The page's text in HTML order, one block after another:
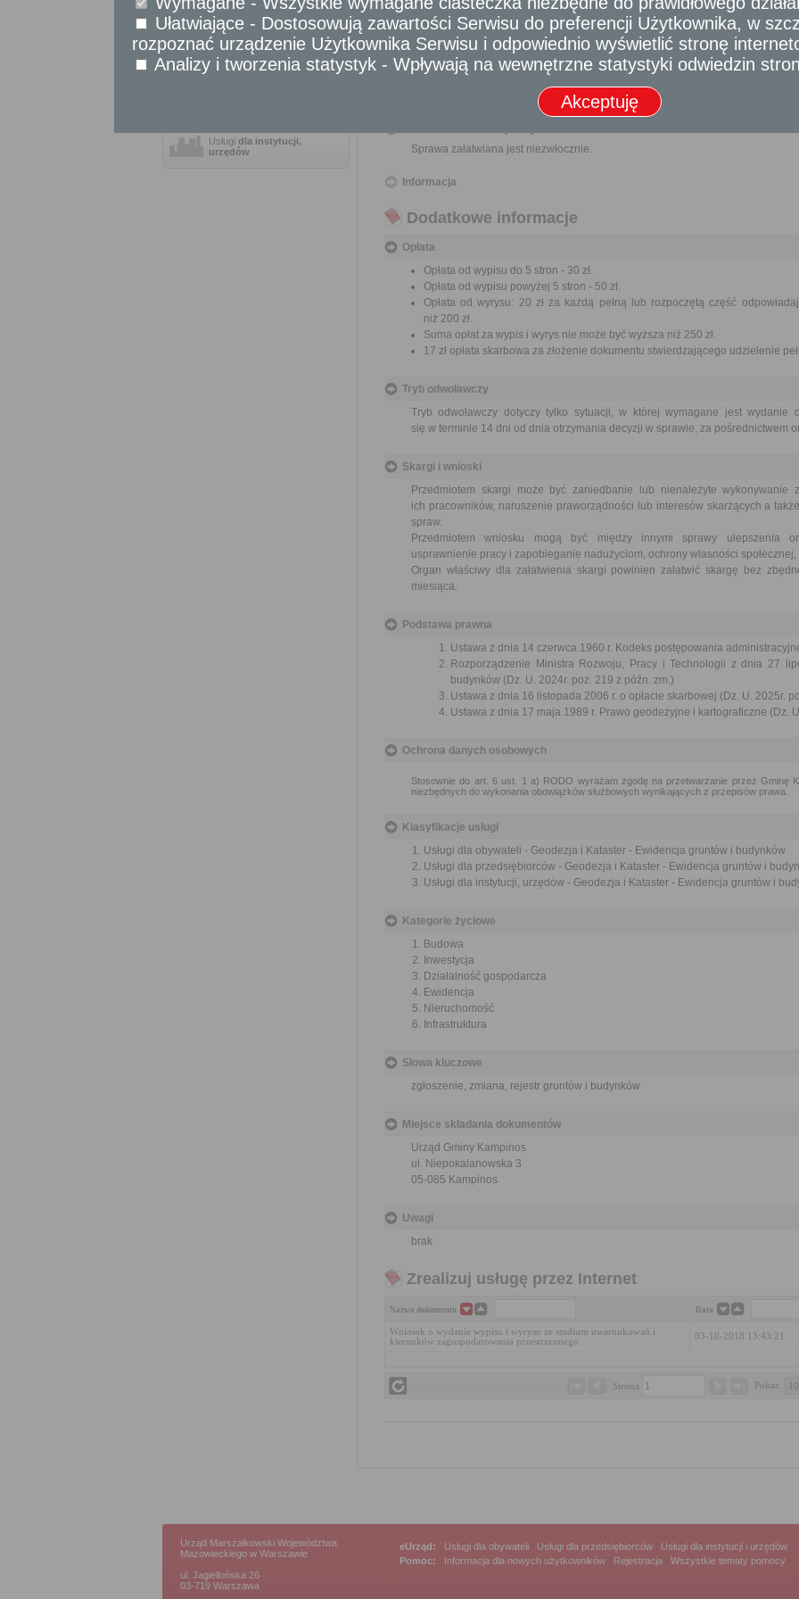
Sprawy komunikacyjne
Sprawy obywatelskie
Udostępnianie informacji publicznej
Urząd Stanu Cywilnego
Usługi dla instytucji,
urzędów
Wniosek o wydanie wypisu i wyrysu ze studium uwarunkowań i kierunków
Dowód uiszczenia opłaty skarbowej.
Pełnomocnictwo w przypadku ustanowienia pełnomocnika wraz z dowodem
Odbiorca usługi
Obywatel, Przedsiębiorca, Instytucja
Sprawa załatwiana jest niezwłocznie.
Informacja
Dodatkowe informacje
Opłata
Opłata od wypisu do 5 stron - 30 zł.
Opłata od wypisu powyżej 5 stron - 50 zł.
Opłata od wyrysu: 20 zł za każdą pełną lub rozpoczętą część
niż 200 zł.
Suma opłat za wypis i wyrys nie może być wyższa niż 250 zł.
17 zł opłata skarbowa za złożenie dokumentu stwierdzającego udzielenie
Tryb odwoławczy
Tryb odwoławczy dotyczy tylko sytuacji, w której wymagane jest wydanie
się w terminie 14 dni od dnia otrzymania decyzji w sprawie, za pośrednictwem
Skargi i wnioski
Przedmiotem skargi może być zaniedbanie lub nienależyte wykonywanie
ich pracowników, naruszenie praworządności lub interesów skarżących a
spraw.
Przedmiotem wniosku mogą być między innymi sprawy ulepszenia
usprawnienie pracy i zapobieganie nadużyciom, ochrony własności
Organ właściwy dla załatwienia skargi powinien załatwić skargę bez
miesiąca.
Podstawa prawna
Ustawa z dnia 14 czerwca 1960 r. Kodeks postępowania
Rozporządzenie Ministra Rozwoju, Pracy i Technologii z dnia 27
budynków (Dz. U. 2024r. poz. 219 z późn. zm.)
Ustawa z dnia 16 listopada 2006 r. o opłacie skarbowej (Dz. U. 2025r.
Ustawa z dnia 17 maja 1989 r. Prawo geodezyjne i kartograficzne (Dz.
Ochrona danych osobowych
Stosownie do art. 6 ust. 1 a) RODO wyrażam zgodę na przetwarzanie przez Gminę
niezbędnych do wykonania obowiązków służbowych wynikających z przepisów prawa.
Klasyfikacje usługi
Usługi dla obywateli - Geodezja i Kataster - Ewidencja gruntów i budynków
Usługi dla przedsiębiorców - Geodezja i Kataster - Ewidencja gruntów i
Usługi dla instytucji, urzędów - Geodezja i Kataster - Ewidencja gruntów i
Kategorie życiowe
Budowa
Inwestycja
Działalność gospodarcza
Ewidencja
Nieruchomość
Infrastruktura
Słowa kluczowe
zgłoszenie, zmiana, rejestr gruntów i budynków
Miejsce składania dokumentów
Urząd Gminy Kampinos
ul. Niepokalanowska 3
05-085 Kampinos
Uwagi
brak
Zrealizuj usługę przez Internet
Nazwa dokumentu Data
Wniosek o wydanie wypisu i wyrysu ze studium uwarunkowań i
kierunków zagospodarowania przestrzennego
03-10-2018 13:43:21
Strona Pokaż
Urząd Marszałkowski Województwa
Mazowieckiego w Warszawie
ul. Jagiellońska 26
03-719 Warszawa
eUrząd: Usługi dla obywateli Usługi dla przedsiębiorców
Usługi dla instytucji i urzędów
Pomoc:
Informacja dla nowych użytkowników Rejestracja |Wszystkie tematy pomocy
Ułatwiające - Dostosowują zawartości Serwisu do preferencji Użytkownika, w
rozpoznać urządzenie Użytkownika Serwisu i odpowiednio wyświetlić stronę
Analizy i tworzenia statystyk - Wpływają na wewnętrzne statystyki odwiedzin stron
Akceptuję